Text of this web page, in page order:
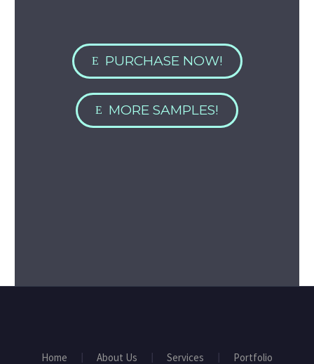
E PURCHASE NOW!
E MORE SAMPLES!
Home About Us Services Portfolio